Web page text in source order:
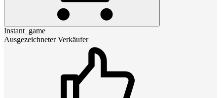
Instant_game
Ausgezeichneter Verkäufer